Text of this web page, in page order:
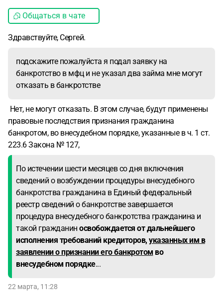
Общаться в чате
Здравствуйте, Сергей.
подскажите пожалуйста я подал заявку на
банкротство в мфц и не указал два займа мне могут
отказать в банкротстве
Нет, не могут отказать. В этом случае, будут применены
правовые последствия признания гражданина
банкротом, во внесудебном порядке, указанные в ч. 1 ст.
223.6 Закона № 127,
По истечении шести месяцев со дня включения
сведений о возбуждении процедуры внесудебного
банкротства гражданина в Единый федеральный
реестр сведений о банкротстве завершается
процедура внесудебного банкротства гражданина и
такой гражданин освобождается от дальнейшего
исполнения требований кредиторов, указанных им в
заявлении о признании его банкротом во
внесудебном порядке...
22 марта, 11:28